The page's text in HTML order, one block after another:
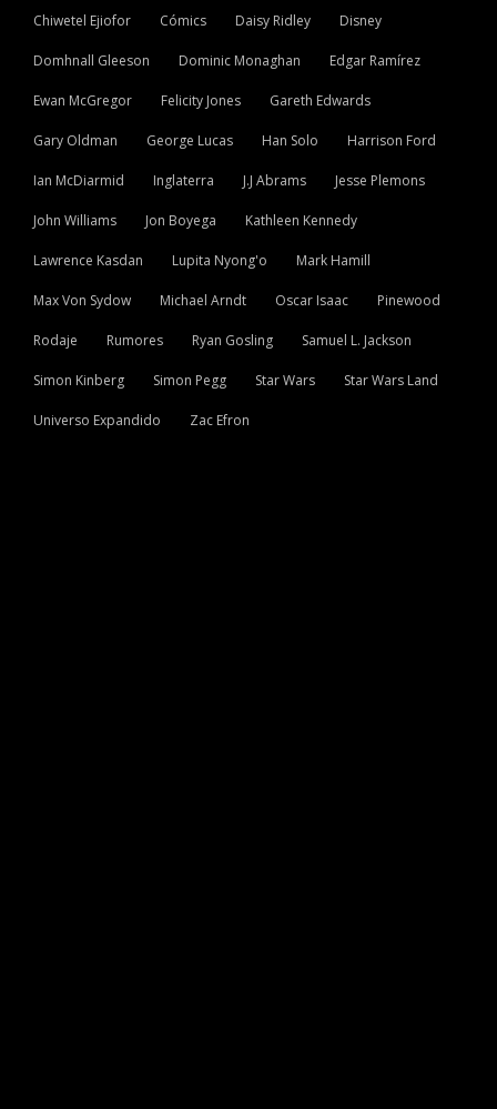
Chiwetel Ejiofor Cómics Daisy Ridley Disney
Domhnall Gleeson Dominic Monaghan Edgar Ramírez
Ewan McGregor Felicity Jones Gareth Edwards
Gary Oldman George Lucas Han Solo Harrison Ford
Ian McDiarmid Inglaterra J.J Abrams Jesse Plemons
John Williams Jon Boyega Kathleen Kennedy
Lawrence Kasdan Lupita Nyong'o Mark Hamill
Max Von Sydow Michael Arndt Oscar Isaac Pinewood
Rodaje Rumores Ryan Gosling Samuel L. Jackson
Simon Kinberg Simon Pegg Star Wars Star Wars Land
Universo Expandido Zac Efron